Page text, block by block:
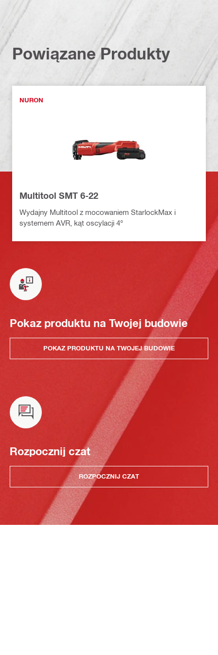
Powiązane Produkty
NURON
Multitool SMT 6-22
Wydajny Multitool z mocowaniem StarlockMax i
systemem AVR, kąt oscylacji 4°
Pokaz produktu na Twojej budowie
POKAZ PRODUKTU NA TWOJEJ BUDOWIE
Rozpocznij czat
ROZPOCZNIJ CZAT